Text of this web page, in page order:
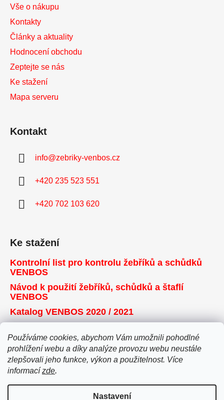
Používáme cookies, abychom Vám umožnili pohodlné
prohlížení webu a díky analýze provozu webu neustále
zlepšovali jeho funkce, výkon a použitelnost. Více
informací zde.
Nastavení
Vše o nákupu
Kontakty
Články a aktuality
Hodnocení obchodu
Zeptejte se nás
Ke stažení
Mapa serveru
Kontakt
info@zebriky-venbos.cz
+420 235 523 551
+420 702 103 620
Ke stažení
Kontrolní list pro kontrolu žebříků a schůdků
VENBOS
Návod k použití žebříků, schůdků a štaflí
VENBOS
Katalog VENBOS 2020 / 2021
Přijímáme online platby